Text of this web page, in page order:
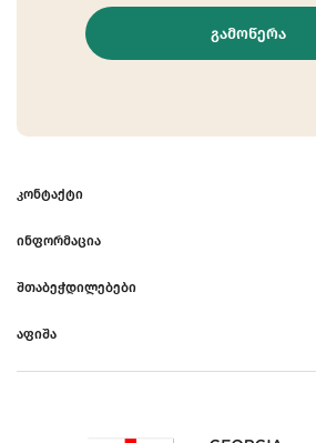
ᲒᲐᲛᲝᲬᲔᲠᲐ
ᲙᲝᲜᲢᲐᲥᲢᲘ
ᲘᲜᲤᲝᲠᲛᲐᲪᲘᲐ
ᲨᲗᲐᲑᲔᲭᲓᲘᲚᲔᲑᲔᲑᲘ
ᲐᲤᲘᲨᲐ